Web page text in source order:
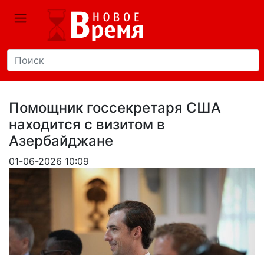
Помощник госсекретаря США
находится с визитом в
Азербайджане
01-06-2026 10:09